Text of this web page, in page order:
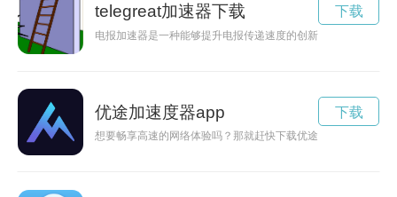
telegreat加速器下载
电报加速器是一种能够提升电报传递速度的创新科技装置，通
下载
优途加速度器app
想要畅享高速的网络体验吗？那就赶快下载优途加速app官网，
下载